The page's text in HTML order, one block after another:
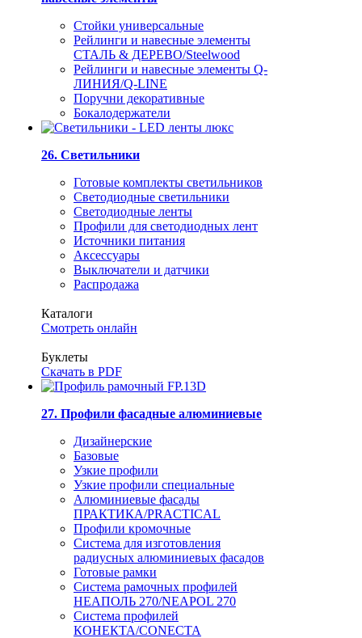
Стойки универсальные
Рейлинги и навесные элементы
СТАЛЬ & ДЕРЕВО/Steelwood
Рейлинги и навесные элементы Q-
ЛИНИЯ/Q-LINE
Поручни декоративные
Бокалодержатели
26. Светильники
Готовые комплекты светильников
Светодиодные светильники
Светодиодные ленты
Профили для светодиодных лент
Источники питания
Аксессуары
Выключатели и датчики
Распродажа
Каталоги
Смотреть онлайн
Буклеты
Скачать в PDF
27. Профили фасадные алюминиевые
Дизайнерские
Базовые
Узкие профили
Узкие профили специальные
Алюминиевые фасады
ПРАКТИКА/PRACTICAL
Профили кромочные
Система для изготовления
радиусных алюминиевых фасадов
Готовые рамки
Система рамочных профилей
НЕАПОЛЬ 270/NEAPOL 270
Система профилей
КОНЕКТА/CONECTA